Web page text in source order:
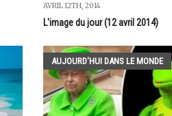
AVRIL 12TH, 2014
L'image du jour (12 avril 2014)
AUJOURD'HUI DANS LE MONDE